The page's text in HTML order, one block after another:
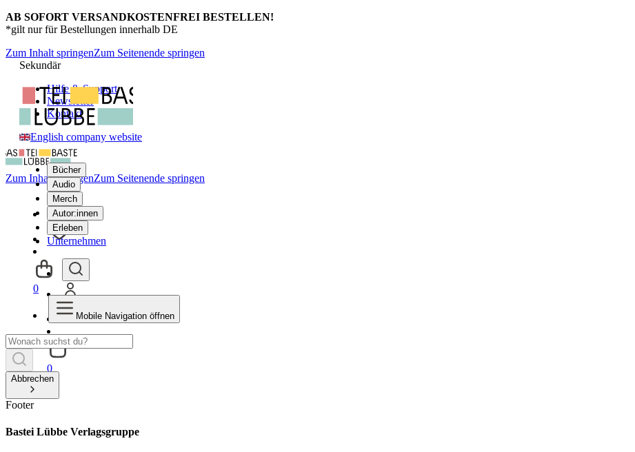
AB SOFORT VERSANDKOSTENFREI BESTELLEN!
*gilt nur für Bestellungen innerhalb DE
Zum Inhalt springenZum Seitenende springen
Sekundär
Hilfe & Support
Newsletter
Kontakt
English company website
Bücher
Audio
Merch
Autor:innen
Erleben
Unternehmen
0
Zum Inhalt springenZum Seitenende springen
0
Mobile Navigation öffnen
Abbrechen
Footer
Bastei Lübbe Verlagsgruppe